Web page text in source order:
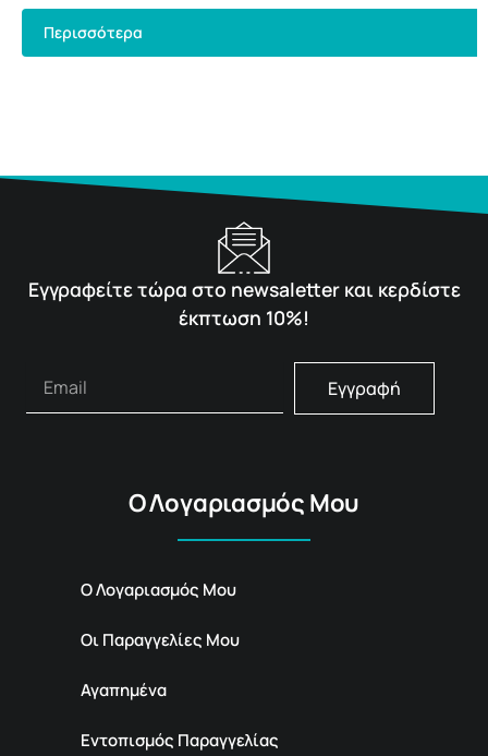
Περισσότερα
Εγγραφείτε τώρα στο newsaletter και κερδίστε
έκπτωση 10%!
Εγγραφή
Ο Λογαριασμός Μου
Ο Λογαριασμός Μου
Οι Παραγγελίες Μου
Αγαπημένα
Εντοπισμός Παραγγελίας